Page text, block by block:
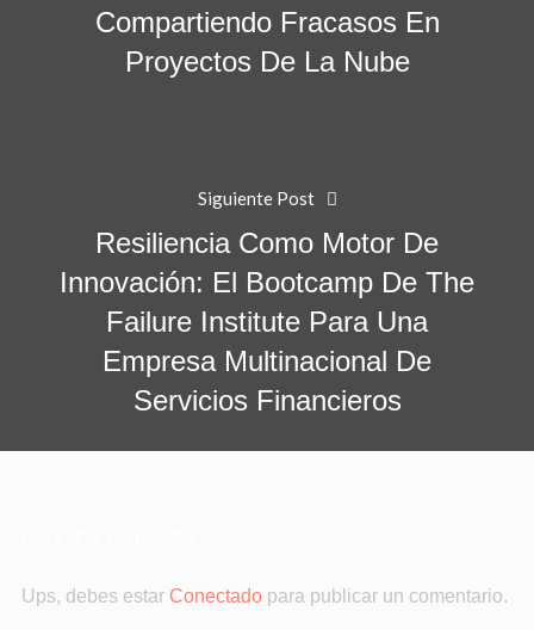
Compartiendo Fracasos En
Proyectos De La Nube
Siguiente Post
Resiliencia Como Motor De
Innovación: El Bootcamp De The
Failure Institute Para Una
Empresa Multinacional De
Servicios Financieros
Ups, debes estar Conectadopara publicar un comentario.